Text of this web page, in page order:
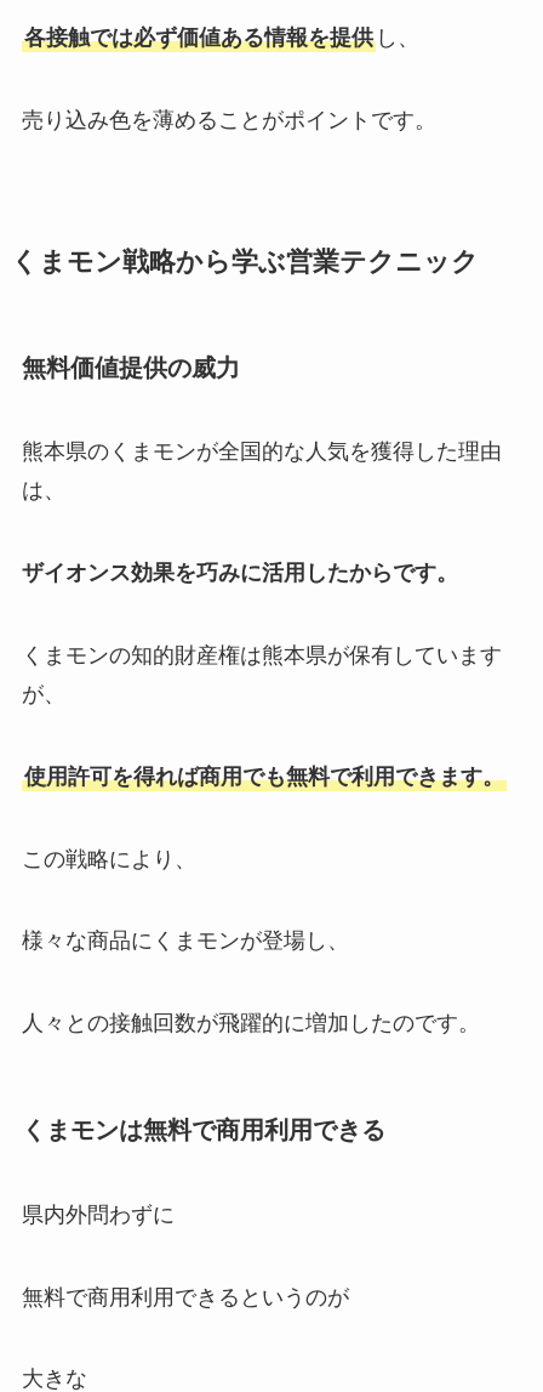
各接触では必ず価値ある情報を提供し、
売り込み色を薄めることがポイントです。
くまモン戦略から学ぶ営業テクニック
無料価値提供の威力
熊本県のくまモンが全国的な人気を獲得した理由
は、
ザイオンス効果を巧みに活用したからです。
くまモンの知的財産権は熊本県が保有しています
が、
使用許可を得れば商用でも無料で利用できます。
この戦略により、
様々な商品にくまモンが登場し、
人々との接触回数が飛躍的に増加したのです。
くまモンは無料で商用利用できる
県内外問わずに
無料で商用利用できるというのが
大きな